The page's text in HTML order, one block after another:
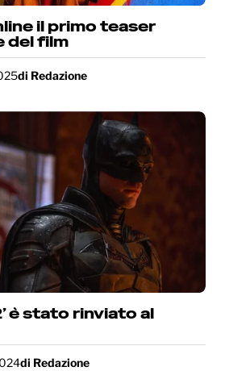
il primo teaser
del film
di Redazione
è stato rinviato al
di Redazione